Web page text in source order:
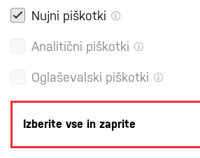
Nujni piškotki
Analitični piškotki
Oglaševalski piškotki
Izberite vse in zaprite